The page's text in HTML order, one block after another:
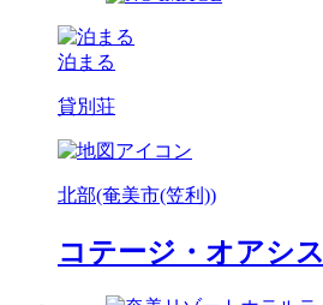
泊まる
貸別荘
北部(奄美市(笠利))
コテージ・オアシス